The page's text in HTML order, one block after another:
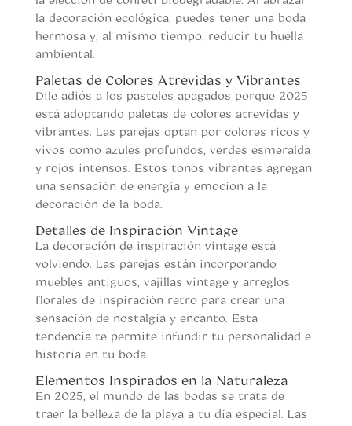
la decoración ecológica, puedes tener una boda
hermosa y, al mismo tiempo, reducir tu huella
ambiental.
Paletas de Colores Atrevidas y Vibrantes
Dile adiós a los pasteles apagados porque 2025
está adoptando paletas de colores atrevidas y
vibrantes. Las parejas optan por colores ricos y
vivos como azules profundos, verdes esmeralda
y rojos intensos. Estos tonos vibrantes agregan
una sensación de energía y emoción a la
decoración de la boda.
Detalles de Inspiración Vintage
La decoración de inspiración vintage está
volviendo. Las parejas están incorporando
muebles antiguos, vajillas vintage y arreglos
florales de inspiración retro para crear una
sensación de nostalgia y encanto. Esta
tendencia te permite infundir tu personalidad e
historia en tu boda.
Elementos Inspirados en la Naturaleza
En 2025, el mundo de las bodas se trata de
traer la belleza de la playa a tu día especial. Las